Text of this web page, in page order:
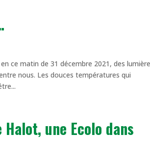
ce matin de 31 décembre 2021, des
nous. Les douces températures qui
une Ecolo dans